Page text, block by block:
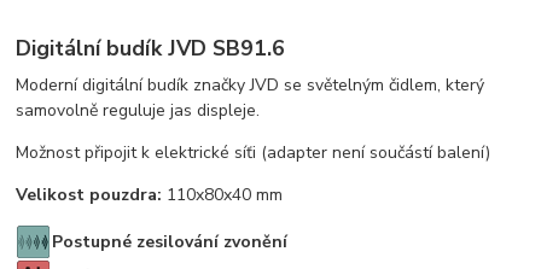
Digitální budík JVD SB91.6
Moderní digitální budík značky JVD se světelným čidlem, který
samovolně reguluje jas displeje.
Možnost připojit k elektrické síťi (adapter není součástí balení)
Velikost pouzdra: 110x80x40 mm
Postupné zesilování zvonění